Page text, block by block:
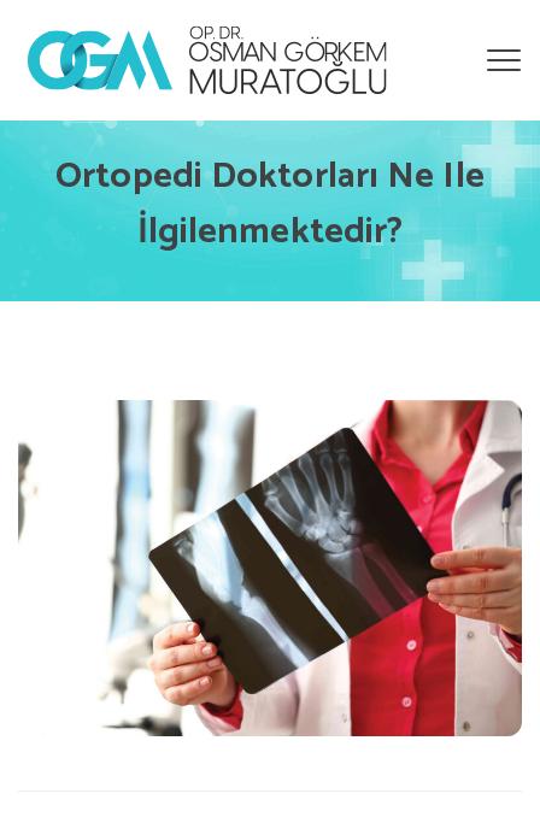
Ortopedi Doktorları Ne Ile
İlgilenmektedir?